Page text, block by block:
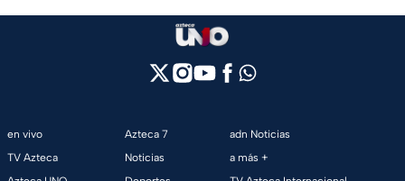
en vivo
TV Azteca
Azteca 7
Noticias
adn Noticias
a más +